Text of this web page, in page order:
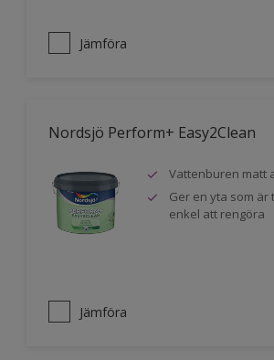
Jämföra
Nordsjö Perform+ Easy2Clean
Vattenburen matt
Ger en yta som är
enkel att rengöra
Jämföra